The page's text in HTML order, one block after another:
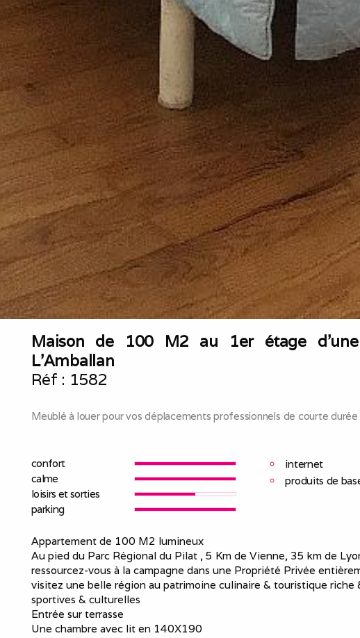
Maison de 100 M2 au 1er étage
L'Amballan
Réf : 1582
Meublé à louer pour vos déplacements professionnels de courte durée
confort
calme
loisirs et sorties
parking
internet
produits de
Appartement de 100 M2 lumineux
Au pied du Parc Régional du Pilat , 5 Km de Vienne, 35 km de
ressourcez-vous à la campagne dans une Propriété Privée
visitez une belle région au patrimoine culinaire & touristique
sportives & culturelles
Entrée sur terrasse
Une chambre avec lit en 140X190